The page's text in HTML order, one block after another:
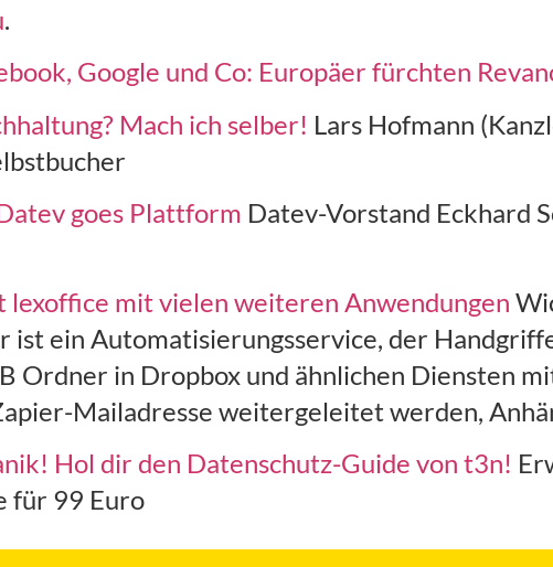
.
Google und Co: Europäer fürchten
Mach ich selber! Lars Hofmann
goes Plattform Datev-Vorstand Eckhard
lexoffice mit vielen weiteren Anwendungen
ist ein Automatisierungsservice, der
Ordner in Dropbox und ähnlichen Diensten
Mailadresse weitergeleitet werden,
Hol dir den Datenschutz-Guide von t3n!
für 99 Euro